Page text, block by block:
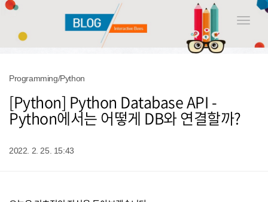
Toggle
Programming/Python
[Python] Python Database API -
Python에서는 어떻게 DB와 연결할까?
2022. 2. 25. 15:43